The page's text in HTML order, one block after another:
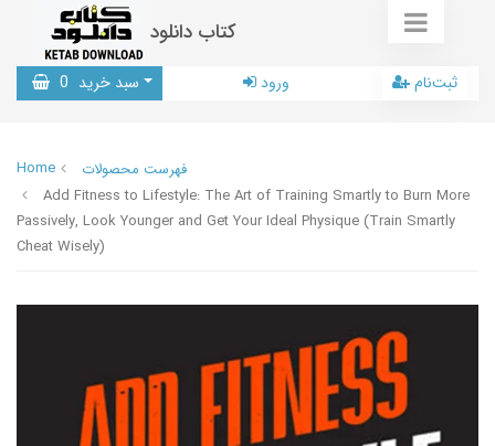
کتاب دانلود
سبد خرید 0 ورود ثبت‌نام
Home
فهرست محصولات
Add Fitness to Lifestyle: The Art of Training Smartly to Burn More
Passively, Look Younger and Get Your Ideal Physique (Train Smartly
Cheat Wisely)